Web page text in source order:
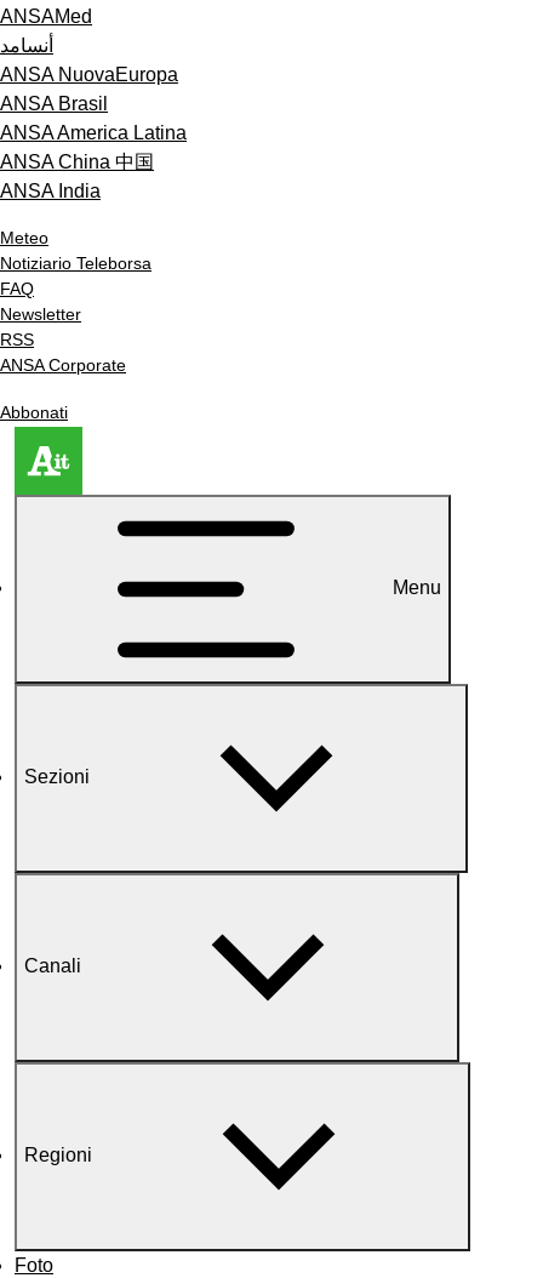
ANSAMed
أنسامد
ANSA NuovaEuropa
ANSA Brasil
ANSA America Latina
ANSA China 中国
ANSA India
Meteo
Notiziario Teleborsa
FAQ
Newsletter
RSS
ANSA Corporate
Abbonati
Menu
Sezioni
Canali
Regioni
Foto